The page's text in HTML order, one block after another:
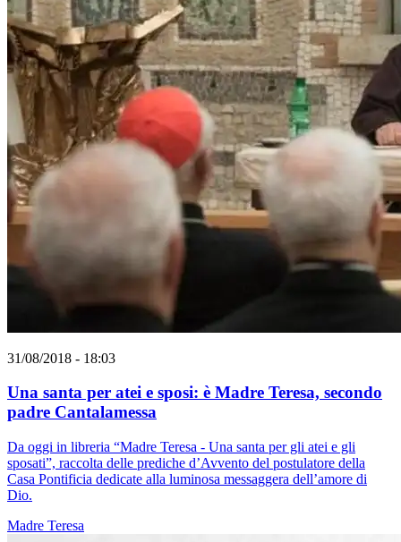
31/08/2018 - 18:03
Una santa per atei e sposi: è Madre Teresa, secondo
padre Cantalamessa
Da oggi in libreria “Madre Teresa - Una santa per gli atei e gli
sposati”, raccolta delle prediche d’Avvento del postulatore della
Casa Pontificia dedicate alla luminosa messaggera dell’amore di
Dio.
Madre Teresa